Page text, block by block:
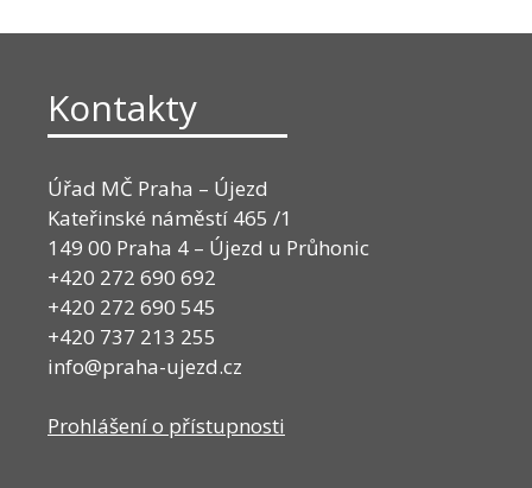
Kontakty
Úřad MČ Praha – Újezd
Kateřinské náměstí 465 /1
149 00 Praha 4 – Újezd u Průhonic
+420 272 690 692
+420 272 690 545
+420 737 213 255
info@praha-ujezd.cz
Prohlášení o přístupnosti